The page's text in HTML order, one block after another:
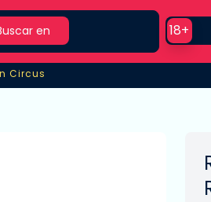
en
Use
18+
Circus
Circus